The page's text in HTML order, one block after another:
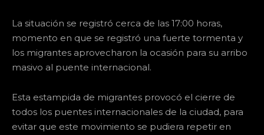
La situación se registró cerca de las 17:00 horas,
momento en que se registró una fuerte tormenta y
los migrantes aprovecharon la ocasión para su arribo
masivo al puente internacional.
Esta estampida de migrantes provocó el cierre de
todos los puentes internacionales de la ciudad, para
evitar que este movimiento se pudiera repetir en